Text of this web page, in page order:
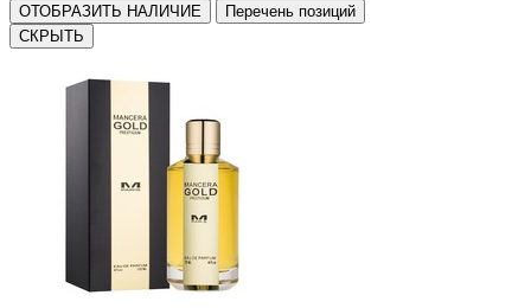
ОТОБРАЗИТЬ НАЛИЧИЕ
Перечень позиций
СКРЫТЬ